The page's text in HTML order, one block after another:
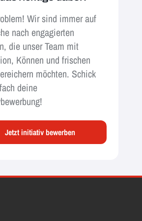
Wir sind immer auf
nach engagierten
die unser Team mit
Können und frischen
möchten. Schick
deine
Jetzt initiativ bewerben